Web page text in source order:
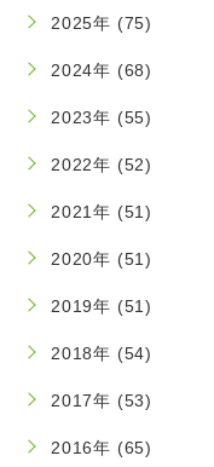
2025年 (75)
2024年 (68)
2023年 (55)
2022年 (52)
2021年 (51)
2020年 (51)
2019年 (51)
2018年 (54)
2017年 (53)
2016年 (65)